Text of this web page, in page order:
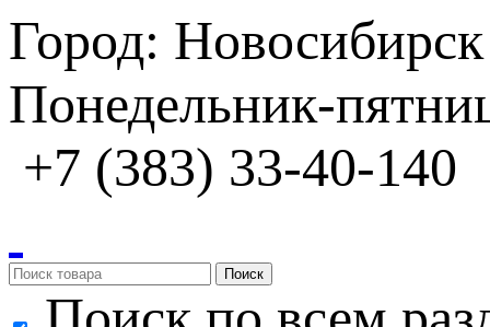
Город: Новосибирск
Понедельник-
+7 (383) 33-40-140
Поиск